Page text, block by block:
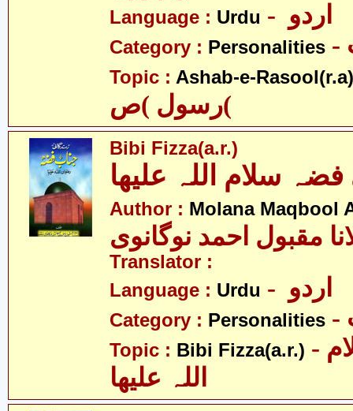
Language : Urdu
Category : Personalities
Topic : Ashab-e-
رسول )ص(
Bibi Fizza(a.r.)
سلام اللہ علیھا
Author : Molana Maqbool
مقبول احمد نوگانوی
Translator :
Language : Urdu
Category : Personalities
Topic : Bibi Fizza(a.r.) - بی بی فضہ سلام
اللہ علیھا